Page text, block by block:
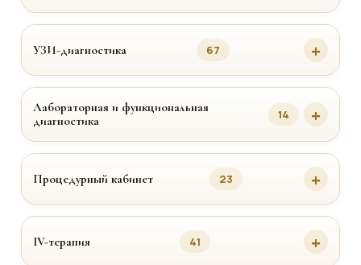
УЗИ-диагностика 67
Лабораторная и функциональная
диагностика
14
Процедурный кабинет 23
IV-терапия 41